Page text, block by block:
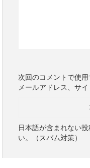
次回のコメントで使
メールアドレス、サイ
日本語が含まれない
い。（スパム対策）